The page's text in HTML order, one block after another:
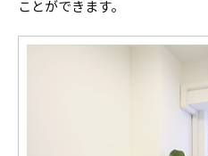
ことができます。